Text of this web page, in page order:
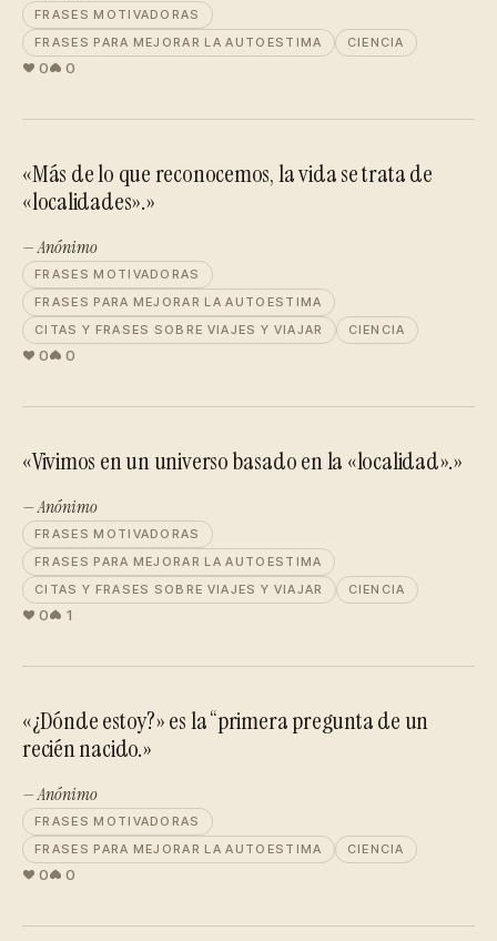
FRASES MOTIVADORAS
FRASES PARA MEJORAR LA AUTOESTIMA
CIENCIA
0 0
«Más de lo que reconocemos, la vida se trata de
«localidades».»
— Anónimo
FRASES MOTIVADORAS
FRASES PARA MEJORAR LA AUTOESTIMA
CITAS Y FRASES SOBRE VIAJES Y VIAJAR
CIENCIA
0 0
«Vivimos en un universo basado en la «localidad».»
— Anónimo
FRASES MOTIVADORAS
FRASES PARA MEJORAR LA AUTOESTIMA
CITAS Y FRASES SOBRE VIAJES Y VIAJAR
CIENCIA
0 1
«¿Dónde estoy?» es la “primera pregunta de un
recién nacido.»
— Anónimo
FRASES MOTIVADORAS
FRASES PARA MEJORAR LA AUTOESTIMA
CIENCIA
0 0